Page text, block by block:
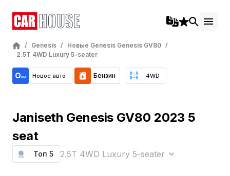
/ Genesis / Новые Genesis Genesis GV80 /
2.5T 4WD Luxury 5-seater
Новое авто Бензин 4WD
Janiseth Genesis GV80 2023 5
seat
Топ 5 2.5T 4WD Luxury 5-seater